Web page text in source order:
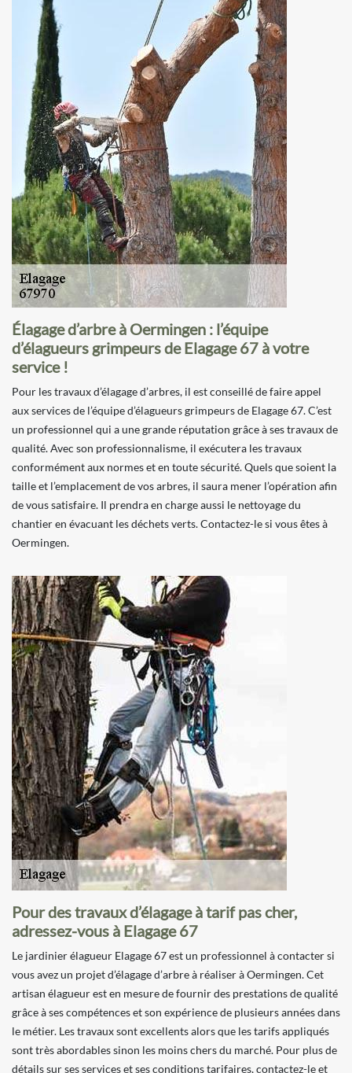
Élagage d’arbre à Oermingen : l’équipe
d’élagueurs grimpeurs de Elagage 67 à votre
service !
Pour les travaux d’élagage d’arbres, il est conseillé de faire appel
aux services de l’équipe d’élagueurs grimpeurs de Elagage 67. C’est
un professionnel qui a une grande réputation grâce à ses travaux de
qualité. Avec son professionnalisme, il exécutera les travaux
conformément aux normes et en toute sécurité. Quels que soient la
taille et l’emplacement de vos arbres, il saura mener l’opération afin
de vous satisfaire. Il prendra en charge aussi le nettoyage du
chantier en évacuant les déchets verts. Contactez-le si vous êtes à
Oermingen.
Pour des travaux d’élagage à tarif pas cher,
adressez-vous à Elagage 67
Le jardinier élagueur Elagage 67 est un professionnel à contacter si
vous avez un projet d’élagage d’arbre à réaliser à Oermingen. Cet
artisan élagueur est en mesure de fournir des prestations de qualité
grâce à ses compétences et son expérience de plusieurs années dans
le métier. Les travaux sont excellents alors que les tarifs appliqués
sont très abordables sinon les moins chers du marché. Pour plus de
détails sur ses services et ses conditions tarifaires, contactez-le et